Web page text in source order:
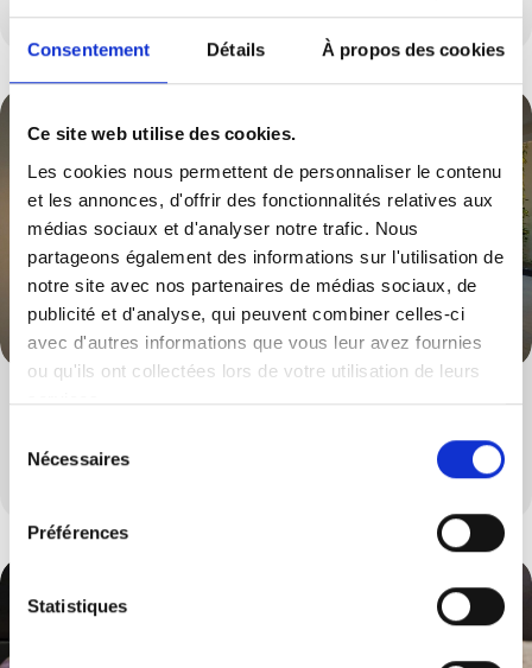
Consentement Détails À propos des cookies
Ce site web utilise des cookies.
Les cookies nous permettent de personnaliser le contenu
et les annonces, d'offrir des fonctionnalités relatives aux
médias sociaux et d'analyser notre trafic. Nous
partageons également des informations sur l'utilisation de
notre site avec nos partenaires de médias sociaux, de
publicité et d'analyse, qui peuvent combiner celles-ci
avec d'autres informations que vous leur avez fournies
ou qu'ils ont collectées lors de votre utilisation de leurs
services.
Nécessaires
Préférences
Statistiques
Un large choix de tabourets et de chaises